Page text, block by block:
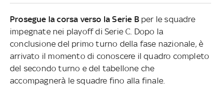
Prosegue la corsa verso la Serie Bper le squadre
impegnate nei playoff di Serie C. Dopo la
conclusione del primo turno della fase nazionale, è
arrivato il momento di conoscere il quadro completo
del secondo turno e del tabellone che
accompagnerà le squadre fino alla finale.